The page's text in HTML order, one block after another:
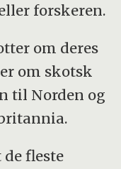
forskeren.
om deres
om skotsk
til Norden og
fleste